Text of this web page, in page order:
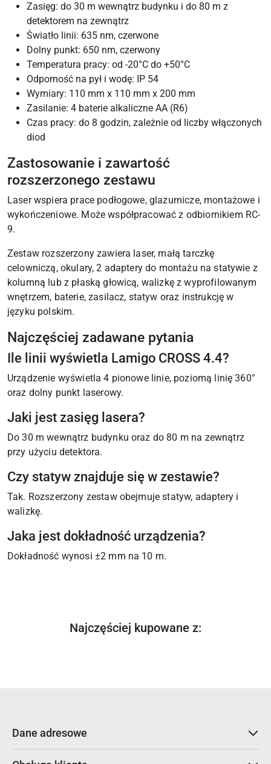
Zasięg: do 30 m wewnątrz budynku i do 80 m z
detektorem na zewnątrz
Światło linii: 635 nm, czerwone
Dolny punkt: 650 nm, czerwony
Temperatura pracy: od -20°C do +50°C
Odporność na pył i wodę: IP 54
Wymiary: 110 mm x 110 mm x 200 mm
Zasilanie: 4 baterie alkaliczne AA (R6)
Czas pracy: do 8 godzin, zależnie od liczby włączonych
diod
Zastosowanie i zawartość
rozszerzonego zestawu
Laser wspiera prace podłogowe, glazurnicze, montażowe i
wykończeniowe. Może współpracować z odbiornikiem RC-
9.
Zestaw rozszerzony zawiera laser, małą tarczkę
celowniczą, okulary, 2 adaptery do montażu na statywie z
kolumną lub z płaską głowicą, walizkę z wyprofilowanym
wnętrzem, baterie, zasilacz, statyw oraz instrukcję w
języku polskim.
Najczęściej zadawane pytania
Ile linii wyświetla Lamigo CROSS 4.4?
Urządzenie wyświetla 4 pionowe linie, poziomą linię 360°
oraz dolny punkt laserowy.
Jaki jest zasięg lasera?
Do 30 m wewnątrz budynku oraz do 80 m na zewnątrz
przy użyciu detektora.
Czy statyw znajduje się w zestawie?
Tak. Rozszerzony zestaw obejmuje statyw, adaptery i
walizkę.
Jaka jest dokładność urządzenia?
Dokładność wynosi ±2 mm na 10 m.
Pomiń karuzelę produktów
Produkty
Najczęściej kupowane z:
Dane adresowe